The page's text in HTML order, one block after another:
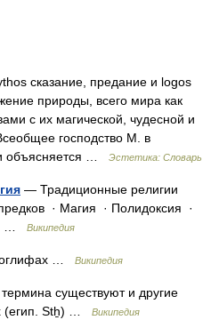
сказание, предание и logos
природы, всего мира как
с их магической, чудесной и
господство М. в
объясняется …
Эстетика: Словарь
— Традиционные религии
· Магия · Полидоксия ·
…
Википедия
… Википедия
существуют и другие
(егип. Stẖ) …
Википедия